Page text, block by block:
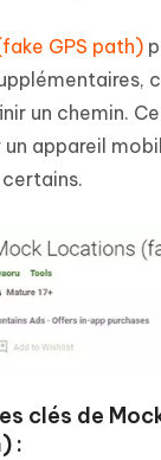
GPS path)
un chemin.
appareil
clés de
: